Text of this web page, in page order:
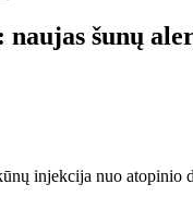
šunų
injekcija nuo atopinio